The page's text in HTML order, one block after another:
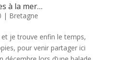
à la mer…
| Bretagne
je trouve enfin le temps,
pour venir partager ici